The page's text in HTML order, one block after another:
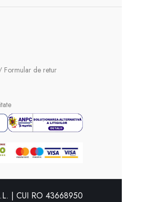
Formular de retur
| CUI RO 43668950